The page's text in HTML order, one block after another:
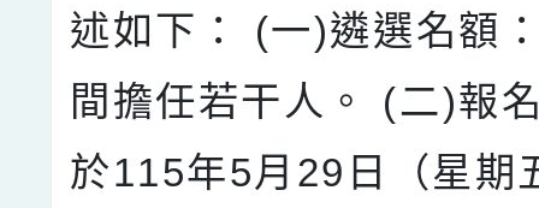
述如下： (一)遴選名額
間擔任若干人。 (二)報
於115年5月29日（星期